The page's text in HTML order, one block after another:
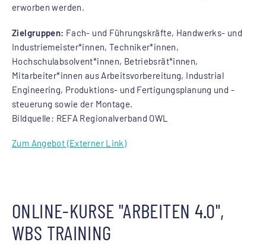
erworben werden.
Zielgruppen: Fach- und Führungskräfte, Handwerks- und
Industriemeister*innen, Techniker*innen,
Hochschulabsolvent*innen, Betriebsrät*innen,
Mitarbeiter*innen aus Arbeitsvorbereitung, Industrial
Engineering, Produktions- und Fertigungsplanung und -
steuerung sowie der Montage.
Bildquelle: REFA Regionalverband OWL
Zum Angebot (Externer Link)
ONLINE-KURSE "ARBEITEN 4.0",
WBS TRAINING